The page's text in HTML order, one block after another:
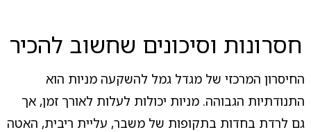
חסרונות וסיכונים שחשוב להכיר
החיסרון המרכזי של מגדל גמל להשקעה מניות הוא
התנודתיות הגבוהה. מניות יכולות לעלות לאורך זמן, אך
גם לרדת בחדות בתקופות של משבר, עליית ריבית, האטה